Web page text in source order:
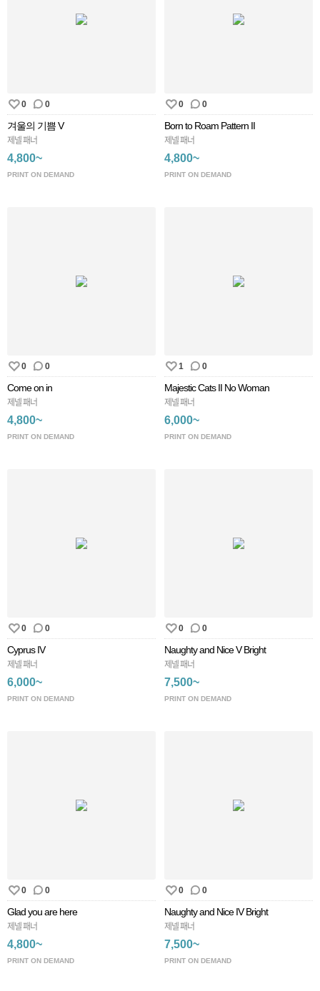
0 0
겨울의 기쁨 V
제넬 패너
4,800~
PRINT ON DEMAND
0 0
Born to Roam Pattern II
제넬 패너
4,800~
PRINT ON DEMAND
0 0
Come on in
제넬 패너
4,800~
PRINT ON DEMAND
1 0
Majestic Cats II No Woman
제넬 패너
6,000~
PRINT ON DEMAND
0 0
Cyprus IV
제넬 패너
6,000~
PRINT ON DEMAND
0 0
Naughty and Nice V Bright
제넬 패너
7,500~
PRINT ON DEMAND
0 0
Glad you are here
제넬 패너
4,800~
PRINT ON DEMAND
0 0
Naughty and Nice IV Bright
제넬 패너
7,500~
PRINT ON DEMAND